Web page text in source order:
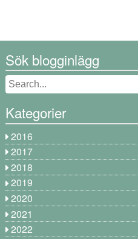
Sök blogginlägg
Kategorier
2016
2017
2018
2019
2020
2021
2022